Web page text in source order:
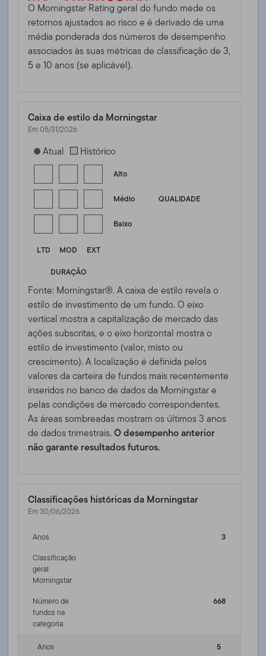
O Morningstar Rating geral do fundo mede os
retornos ajustados ao risco e é derivado de uma
média ponderada dos números de desempenho
associados às suas métricas de classificação de 3,
5 e 10 anos (se aplicável).
Caixa de estilo da Morningstar
Em 05/31/2026
[products.morningstar-stylebox-title-sr-fixed]
Atual Histórico
Alto
QUALIDADE
Médio
Baixo
LTD MOD
EXT
DURAÇÃO
Fonte: Morningstar®. A caixa de estilo revela o
estilo de investimento de um fundo. O eixo
vertical mostra a capitalização de mercado das
ações subscritas, e o eixo horizontal mostra o
estilo de investimento (valor, misto ou
crescimento). A localização é definida pelos
valores da carteira de fundos mais recentemente
inseridos no banco de dados da Morningstar e
pelas condições de mercado correspondentes.
As áreas sombreadas mostram os últimos 3 anos
de dados trimestrais.O desempenho anterior
não garante resultados futuros.
Classificações históricas da Morningstar
Em 30/06/2026
Anos
3
Classificação
geral
Morningstar
Número de
fundos na
categoria
668
Anos
5